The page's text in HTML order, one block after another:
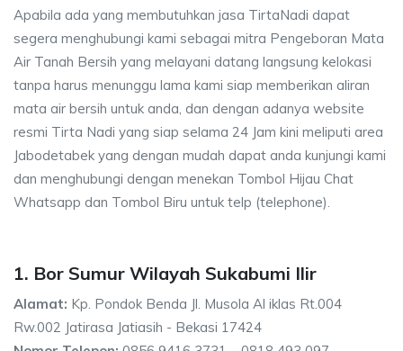
Apabila ada yang membutuhkan jasa TirtaNadi dapat
segera menghubungi kami sebagai mitra Pengeboran Mata
Air Tanah Bersih yang melayani datang langsung kelokasi
tanpa harus menunggu lama kami siap memberikan aliran
mata air bersih untuk anda, dan dengan adanya website
resmi Tirta Nadi yang siap selama 24 Jam kini meliputi area
Jabodetabek yang dengan mudah dapat anda kunjungi kami
dan menghubungi dengan menekan Tombol Hijau Chat
Whatsapp dan Tombol Biru untuk telp (telephone).
1. Bor Sumur Wilayah Sukabumi Ilir
Alamat: Kp. Pondok Benda Jl. Musola Al iklas Rt.004
Rw.002 Jatirasa Jatiasih - Bekasi 17424